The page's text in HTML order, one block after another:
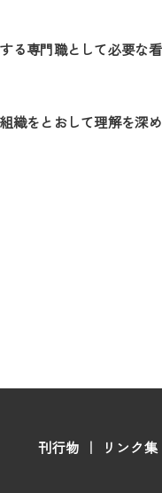
る専門職として必要な
織をとおして理解を深
刊行物 ｜ リンク集